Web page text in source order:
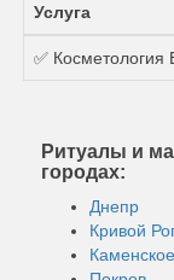
Услуга
✅ Косметология
Ритуалы и
городах:
Днепр
Кривой
Каменское